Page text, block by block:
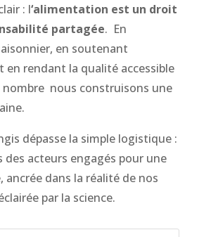
: l‘alimentation est un droit
partagée. En
en soutenant
en rendant la qualité accessible
nombre nous construisons une
dépasse la simple logistique :
des acteurs engagés pour une
ancrée dans la réalité de nos
par la science.